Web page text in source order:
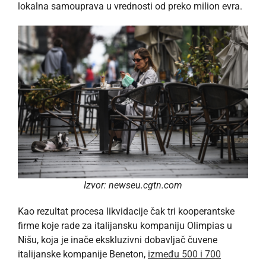
lokalna samouprava u vrednosti od preko milion evra.
Izvor: newseu.cgtn.com
Kao rezultat procesa likvidacije čak tri kooperantske
firme koje rade za italijansku kompaniju Olimpias u
Nišu, koja je inače ekskluzivni dobavljač čuvene
italijanske kompanije Beneton, između 500 i 700